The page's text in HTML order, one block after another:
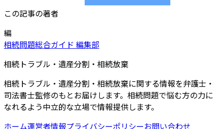
この記事の著者
編
相続問題総合ガイド 編集部
相続トラブル・遺産分割・相続放棄
相続トラブル・遺産分割・相続放棄に関する情報を弁護士・
司法書士監修のもとお届けします。相続問題で悩む方の力に
なれるよう中立的な立場で情報提供します。
ホーム運営者情報プライバシーポリシーお問い合わせ